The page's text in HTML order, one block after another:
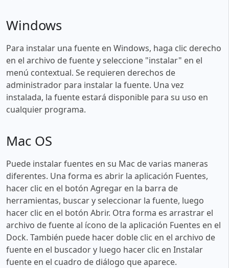
Windows
Para instalar una fuente en Windows, haga clic derecho
en el archivo de fuente y seleccione "instalar" en el
menú contextual. Se requieren derechos de
administrador para instalar la fuente. Una vez
instalada, la fuente estará disponible para su uso en
cualquier programa.
Mac OS
Puede instalar fuentes en su Mac de varias maneras
diferentes. Una forma es abrir la aplicación Fuentes,
hacer clic en el botón Agregar en la barra de
herramientas, buscar y seleccionar la fuente, luego
hacer clic en el botón Abrir. Otra forma es arrastrar el
archivo de fuente al ícono de la aplicación Fuentes en el
Dock. También puede hacer doble clic en el archivo de
fuente en el buscador y luego hacer clic en Instalar
fuente en el cuadro de diálogo que aparece.